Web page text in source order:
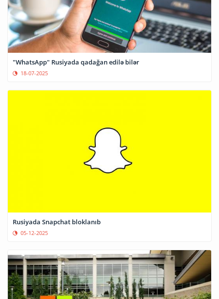
"WhatsApp" Rusiyada qadağan edilə bilər
18-07-2025
Rusiyada Snapchat bloklanıb
05-12-2025